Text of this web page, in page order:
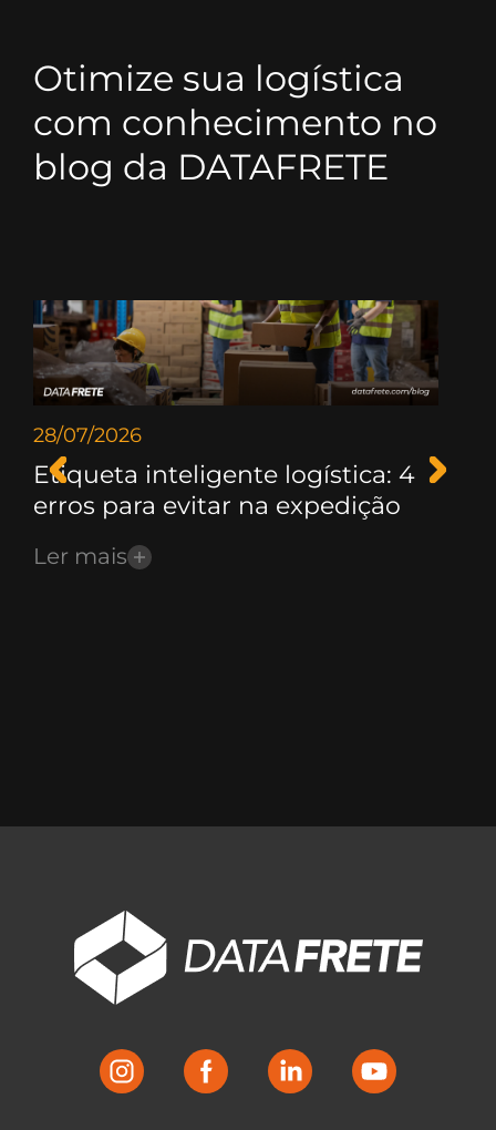
Otimize sua logística
com conhecimento no
blog da DATAFRETE
28/07/2026
Etiqueta inteligente logística: 4
erros para evitar na expedição
Ler mais